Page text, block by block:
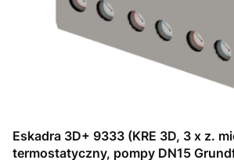
Eskadra 3D+ 9333 (KRE 3D, 3 x z.
termostatyczny, pompy DN15